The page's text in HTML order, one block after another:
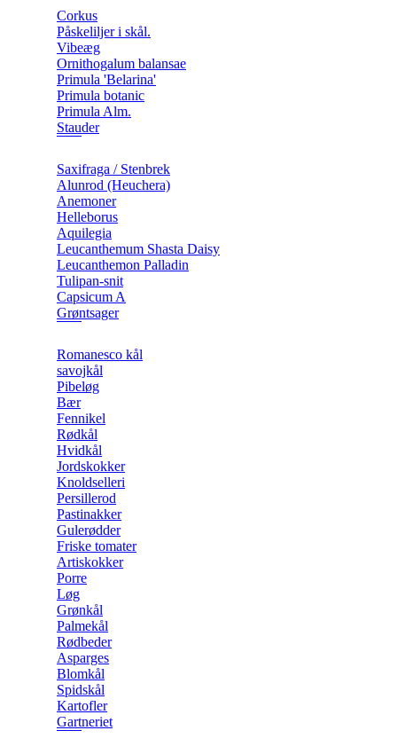
Corkus
Påskeliljer i skål.
Vibeæg
Ornithogalum balansae
Primula 'Belarina'
Primula botanic
Primula Alm.
Stauder
Saxifraga / Stenbrek
Alunrod (Heuchera)
Anemoner
Helleborus
Aquilegia
Leucanthemum Shasta Daisy
Leucanthemon Palladin
Tulipan-snit
Capsicum A
Grøntsager
Romanesco kål
savojkål
Pibeløg
Bær
Fennikel
Rødkål
Hvidkål
Jordskokker
Knoldselleri
Persillerod
Pastinakker
Gulerødder
Friske tomater
Artiskokker
Porre
Løg
Grønkål
Palmekål
Rødbeder
Asparges
Blomkål
Spidskål
Kartofler
Gartneriet